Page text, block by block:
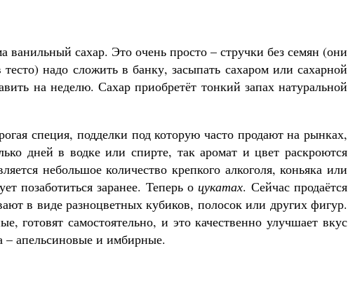
ванильный сахар. Это очень просто – стручки без семян (они
надо сложить в банку, засыпать сахаром или сахарной
на неделю. Сахар приобретёт тонкий запах натуральной
специя, подделки под которую часто продают на рынках,
дней в водке или спирте, так аромат и цвет раскроются
небольшое количество крепкого алкоголя, коньяка или
позаботиться заранее. Теперь о цукатах. Сейчас продаётся
в виде разноцветных кубиков, полосок или других фигур.
готовят самостоятельно, и это качественно улучшает вкус
– апельсиновые и имбирные.